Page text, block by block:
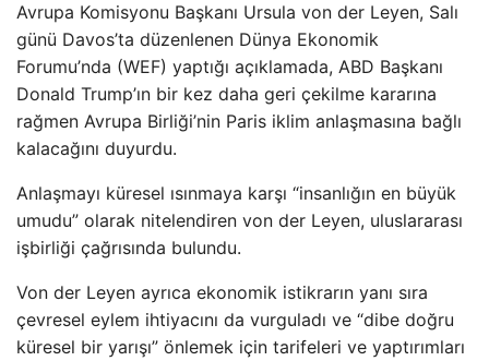
Avrupa Komisyonu Başkanı Ursula von der Leyen, Salı
günü Davos’ta düzenlenen Dünya Ekonomik
Forumu’nda (WEF) yaptığı açıklamada, ABD Başkanı
Donald Trump’ın bir kez daha geri çekilme kararına
rağmen Avrupa Birliği’nin Paris iklim anlaşmasına bağlı
kalacağını duyurdu.
Anlaşmayı küresel ısınmaya karşı “insanlığın en büyük
umudu” olarak nitelendiren von der Leyen, uluslararası
işbirliği çağrısında bulundu.
Von der Leyen ayrıca ekonomik istikrarın yanı sıra
çevresel eylem ihtiyacını da vurguladı ve “dibe doğru
küresel bir yarışı” önlemek için tarifeleri ve yaptırımları